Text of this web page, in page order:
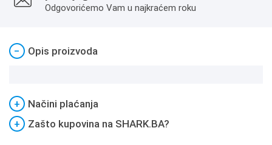
Odgovorićemo Vam u najkraćem roku
− Opis proizvoda
+
Načini plaćanja
+
Zašto kupovina na SHARK.BA?